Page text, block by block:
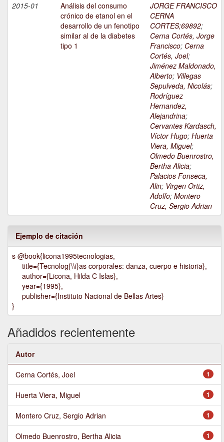
2015-01
Análisis del consumo
crónico de etanol en el
desarrollo de un fenotipo
similar al de la diabetes
tipo 1
JORGE FRANCISCO
CERNA
CORTES;69892;
Cerna Cortés, Jorge
Francisco; Cerna
Cortés, Joel;
Jiménez Maldonado,
Alberto; Villegas
Sepulveda, Nicolás;
Rodríguez
Hernandez,
Alejandrina;
Cervantes Kardasch,
Víctor Hugo; Huerta
Viera, Miguel;
Olmedo Buenrostro,
Bertha Alicia;
Palacios Fonseca,
Alin; Virgen Ortiz,
Adolfo; Montero
Cruz, Sergio Adrian
Ejemplo de citación
s @book{licona1995tecnologias,
title={Tecnolog{\\i}as corporales: danza, cuerpo e historia},
author={Licona, Hilda C Islas},
year={1995},
publisher={Instituto Nacional de Bellas Artes}
}
Añadidos recientemente
Autor
1
Cerna Cortés, Joel
1
Huerta Viera, Miguel
1
Montero Cruz, Sergio Adrian
1
Olmedo Buenrostro, Bertha Alicia